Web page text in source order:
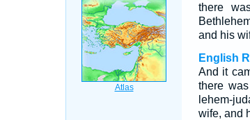
there
and his
English
And it
there
lehem-
wife, and